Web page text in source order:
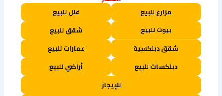
مزارع للبيع فلل للبيع
بيوت للبيع
شقق للبيع
شقق دبلكسية
عمارات للبيع
دبلكسات للبيع
أراضي للبيع
للإيجار